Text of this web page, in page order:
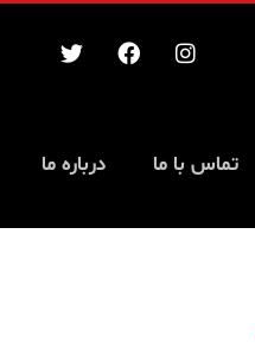
تماس با ما درباره ما